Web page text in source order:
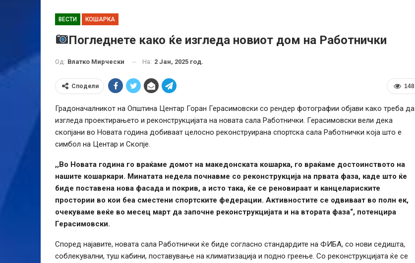
ВЕСТИ КОШАРКА
Погледнете како ќе изгледа новиот дом на Работнички
Од: Влатко Мирчески На: 2 Јан, 2025 год.
148
Сподели
Градоначалникот на Општина Центар Горан Герасимовски со рендер фотографии објави како треба да
изгледа проектирањето и реконструкцијата на новата сала Работнички. Герасимовски вели дека
скопјани во Новата година добиваат целосно реконструирана спортска сала Работнички која што е
симбол на Центар и Скопје.
,,Во Новата година го враќаме домот на македонската кошарка, го враќаме достоинството на
нашите кошаркари. Минатата недела почнавме со реконструкција на првата фаза, каде што ќе
биде поставена нова фасада и покрив, а исто така, ќе се реновираат и канцелариските
простории во кои беа сместени спортските федерации. Активностите се одвиваат во полн ек,
очекуваме веќе во месец март да започне реконструкцијата и на втората фаза“, потенцира
Герасимовски.
Според најавите, новата сала Работнички ќе биде согласно стандардите на ФИБА, со нови седишта,
соблекувални, туш кабини, поставување на климатизација и подно греење. Со реконструкцијата ќе се